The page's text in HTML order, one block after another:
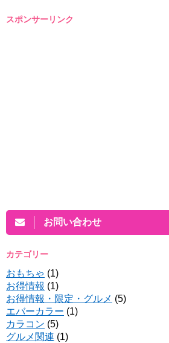
スポンサーリンク
お問い合わせ
カテゴリー
おもちゃ (1)
お得情報 (1)
お得情報・限定・グルメ (5)
エバーカラー (1)
カラコン (5)
グルメ関連 (1)